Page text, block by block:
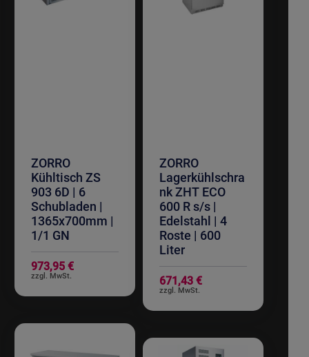
ZORRO
Kühltisch ZS
903 6D | 6
Schubladen |
1365x700mm |
1/1 GN
973,95 €
ZORRO
Lagerkühlschra
nk ZHT ECO
600 R s/s |
Edelstahl | 4
Roste | 600
Liter
671,43 €